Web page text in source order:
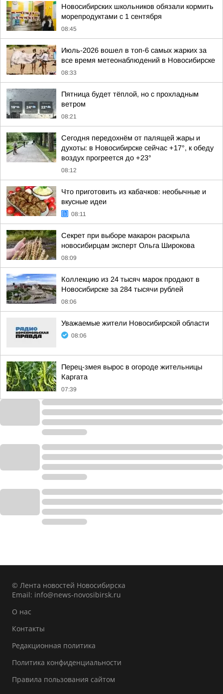
Новосибирских школьников обязали кормить
морепродуктами с 1 сентября
08:45
Июль-2026 вошел в топ-6 самых жарких за
все время метеонаблюдений в Новосибирске
08:33
Пятница будет тёплой, но с прохладным
ветром
08:21
Сегодня передохнём от палящей жары и
духоты: в Новосибирске сейчас +17°, к обеду
воздух прогреется до +23°
08:12
Что приготовить из кабачков: необычные и
вкусные идеи
08:11
Секрет при выборе макарон раскрыла
новосибирцам эксперт Ольга Широкова
08:09
Коллекцию из 24 тысяч марок продают в
Новосибирске за 284 тысячи рублей
08:06
Уважаемые жители Новосибирской области
08:06
Перец-змея вырос в огороде жительницы
Каргата
07:39
© Лента новостей Новосибирска
Email: info@news-novosibirsk.ru
О нас
Контакты
Редакционная политика
Политика конфиденциальности
Правила пользования сайтом